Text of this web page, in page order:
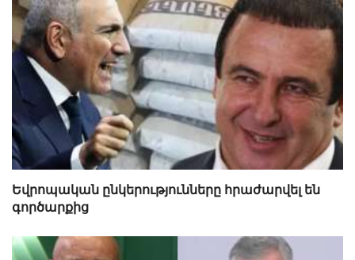
Եվրոպական ընկերությունները հրաժարվել են
գործարքից